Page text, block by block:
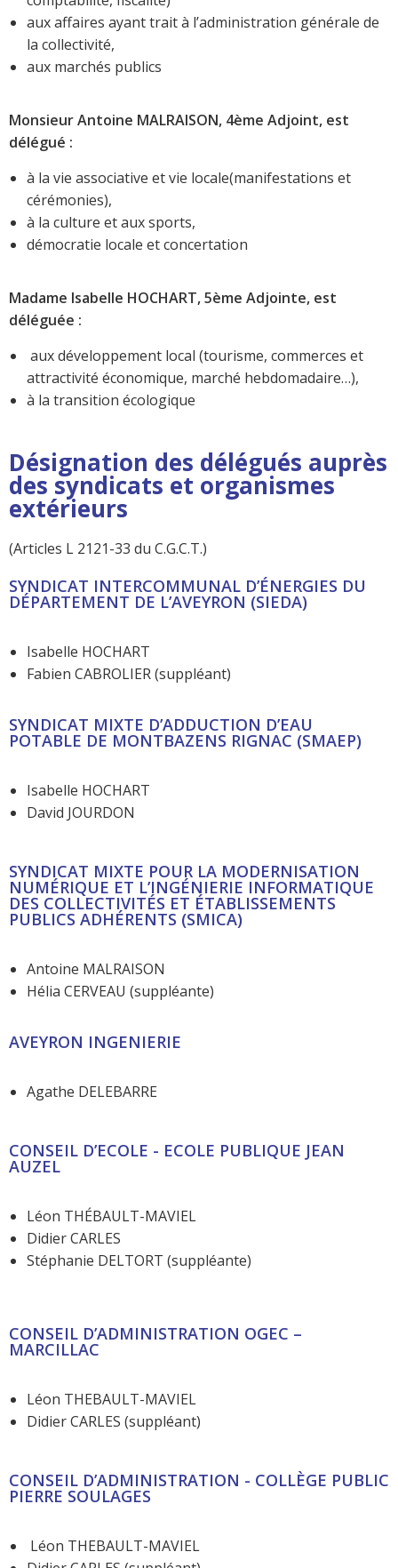
aux affaires ayant trait à l’administration générale de
la collectivité,
aux marchés publics
Monsieur Antoine MALRAISON, 4ème Adjoint, est
délégué :
à la vie associative et vie locale(manifestations et
cérémonies),
à la culture et aux sports,
démocratie locale et concertation
Madame Isabelle HOCHART, 5ème Adjointe, est
déléguée :
aux développement local (tourisme, commerces et
attractivité économique, marché hebdomadaire…),
à la transition écologique
Désignation des délégués auprès
des syndicats et organismes
extérieurs
(Articles L 2121-33 du C.G.C.T.)
SYNDICAT INTERCOMMUNAL D’ÉNERGIES DU
DÉPARTEMENT DE L’AVEYRON (SIEDA)
Isabelle HOCHART
Fabien CABROLIER (suppléant)
SYNDICAT MIXTE D’ADDUCTION D’EAU
POTABLE DE MONTBAZENS RIGNAC (SMAEP)
Isabelle HOCHART
David JOURDON
SYNDICAT MIXTE POUR LA MODERNISATION
NUMÉRIQUE ET L’INGÉNIERIE INFORMATIQUE
DES COLLECTIVITÉS ET ÉTABLISSEMENTS
PUBLICS ADHÉRENTS (SMICA)
Antoine MALRAISON
Hélia CERVEAU (suppléante)
AVEYRON INGENIERIE
Agathe DELEBARRE
CONSEIL D’ECOLE - ECOLE PUBLIQUE JEAN
AUZEL
Léon THÉBAULT-MAVIEL
Didier CARLES
Stéphanie DELTORT (suppléante)
CONSEIL D’ADMINISTRATION OGEC –
MARCILLAC
Léon THEBAULT-MAVIEL
Didier CARLES (suppléant)
CONSEIL D’ADMINISTRATION - COLLÈGE PUBLIC
PIERRE SOULAGES
Léon THEBAULT-MAVIEL